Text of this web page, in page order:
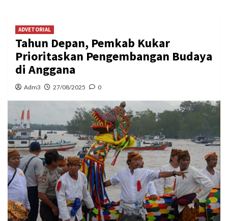
ADVETORIAL
Tahun Depan, Pemkab Kukar
Prioritaskan Pengembangan Budaya
di Anggana
Adm3 27/08/2025 0